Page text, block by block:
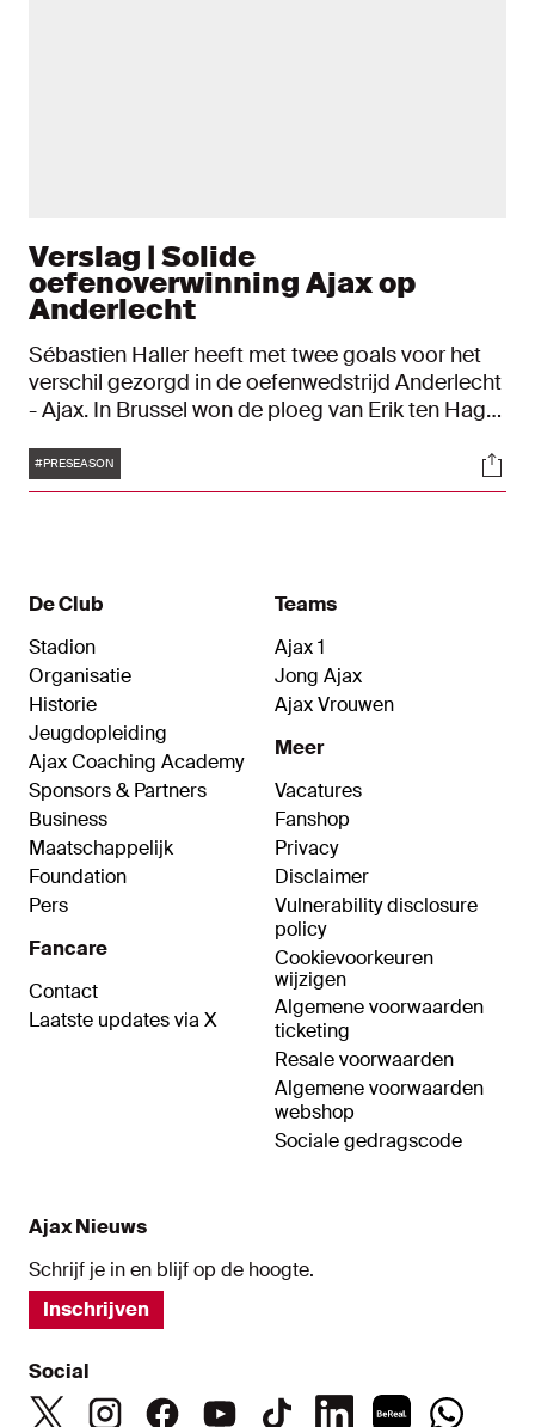
Verslag | Solide
oefenoverwinning Ajax op
Anderlecht
Sébastien Haller heeft met twee goals voor het
verschil gezorgd in de oefenwedstrijd Anderlecht
- Ajax. In Brussel won de ploeg van Erik ten Hag
goals vielen aan het begin van beide helften.
Tags
#PRESEASON
De Club
Stadion
Organisatie
Historie
Jeugdopleiding
Ajax Coaching Academy
Sponsors & Partners
Business
Maatschappelijk
Foundation
Pers
Fancare
Contact
Laatste updates via X
Teams
Ajax 1
Jong Ajax
Ajax Vrouwen
Meer
Vacatures
Fanshop
Privacy
Disclaimer
Vulnerability disclosure
policy
Cookievoorkeuren
wijzigen
Algemene voorwaarden
ticketing
Resale voorwaarden
Algemene voorwaarden
webshop
Sociale gedragscode
Ajax Nieuws
Schrijf je in en blijf op de hoogte.
Inschrijven
Social